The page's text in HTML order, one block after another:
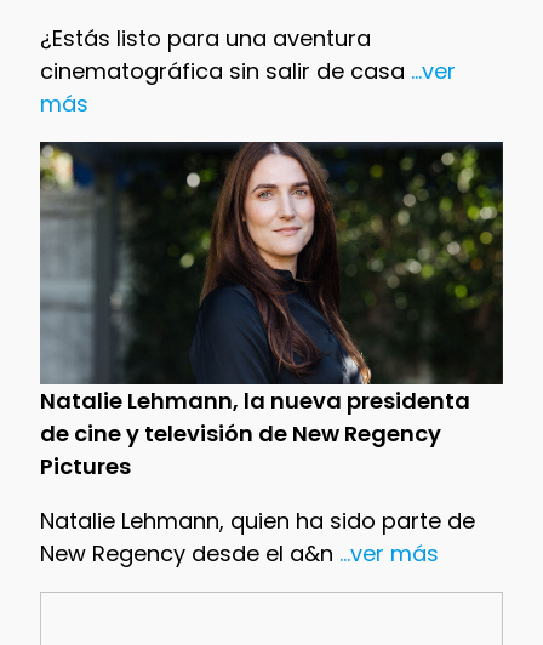
¿Estás listo para una aventura
cinematográfica sin salir de casa ...ver
más
Natalie Lehmann, la nueva presidenta
de cine y televisión de New Regency
Pictures
Natalie Lehmann, quien ha sido parte de
New Regency desde el a&n ...ver más